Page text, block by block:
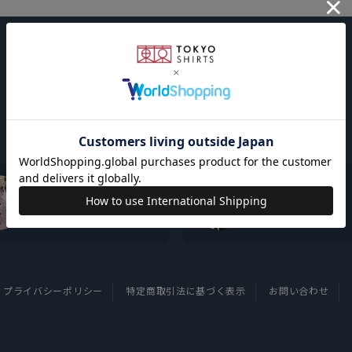
東京シャツについて
プライバシーポリシー 特定商取引法に基づく表示 お問い合わせ